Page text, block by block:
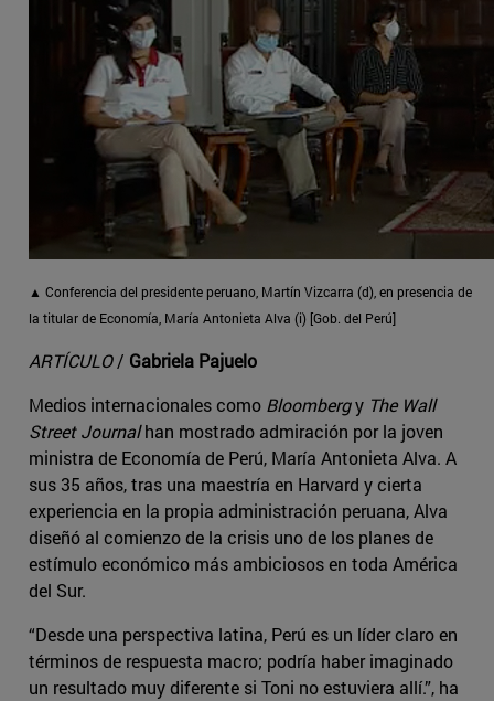
▲ Conferencia del presidente peruano, Martín Vizcarra (d), en presencia de
la titular de Economía, María Antonieta Alva (i) [Gob. del Perú]
ARTÍCULO/ Gabriela Pajuelo
Medios internacionales como Bloombergy The Wall
Street Journalhan mostrado admiración por la joven
ministra de Economía de Perú, María Antonieta Alva. A
sus 35 años, tras una maestría en Harvard y cierta
experiencia en la propia administración peruana, Alva
diseñó al comienzo de la crisis uno de los planes de
estímulo económico más ambiciosos en toda América
del Sur.
“Desde una perspectiva latina, Perú es un líder claro en
términos de respuesta macro; podría haber imaginado
un resultado muy diferente si Toni no estuviera allí.”, ha